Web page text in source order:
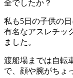
全でしたか？
私も5日の子供の
有名なアスレチッ
ました。
渡船場までは自転
で、顔や腕がちょ